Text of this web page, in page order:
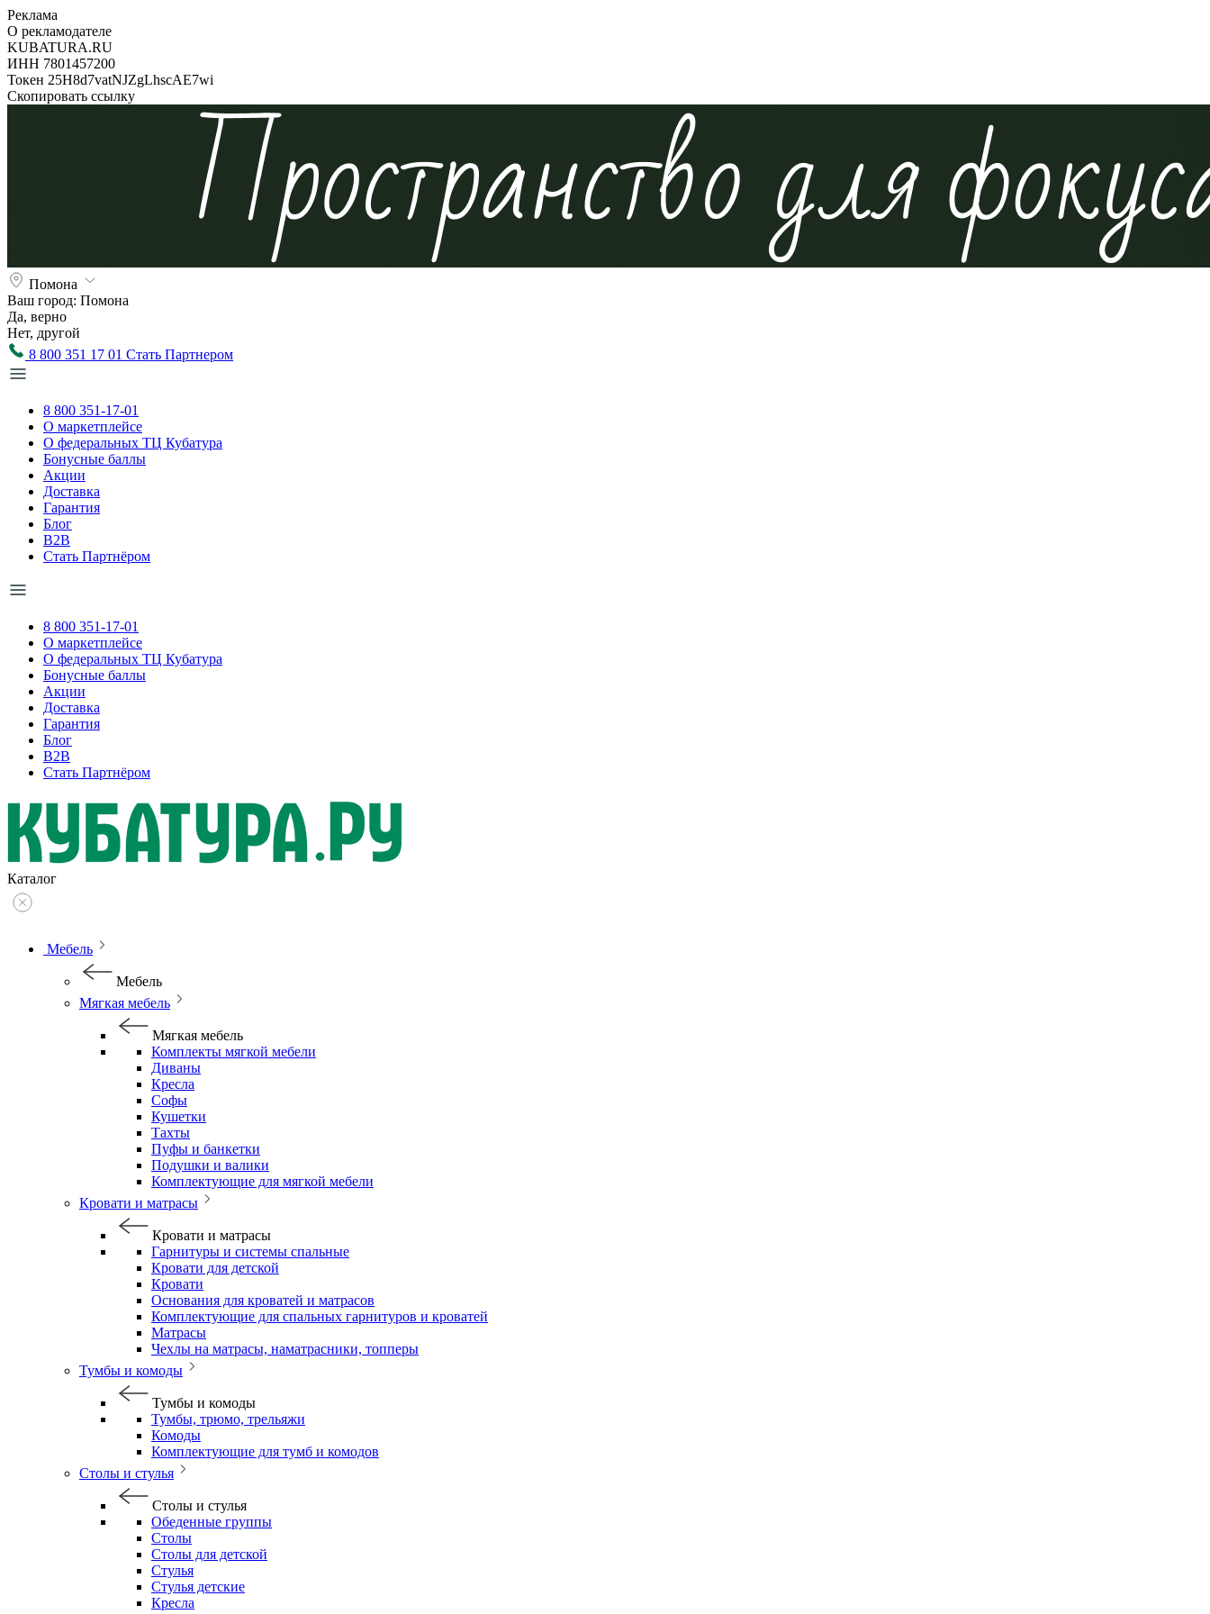
Реклама
О рекламодателе
KUBATURA.RU
ИНН 7801457200
Токен 25H8d7vatNJZgLhscAE7wi
Скопировать ссылку
Помона
Ваш город: Помона
Да, верно
Нет, другой
8 800 351 17 01 Стать Партнером
8 800 351-17-01
О маркетплейсе
О федеральных ТЦ Кубатура
Бонусные баллы
Акции
Доставка
Гарантия
Блог
B2B
Стать Партнёром
8 800 351-17-01
О маркетплейсе
О федеральных ТЦ Кубатура
Бонусные баллы
Акции
Доставка
Гарантия
Блог
B2B
Стать Партнёром
Каталог
Мебель
Мебель
Мягкая мебель
Мягкая мебель
Комплекты мягкой мебели
Диваны
Кресла
Софы
Кушетки
Тахты
Пуфы и банкетки
Подушки и валики
Комплектующие для мягкой мебели
Кровати и матрасы
Кровати и матрасы
Гарнитуры и системы спальные
Кровати для детской
Кровати
Основания для кроватей и матрасов
Комплектующие для спальных гарнитуров и кроватей
Матрасы
Чехлы на матрасы, наматрасники, топперы
Тумбы и комоды
Тумбы и комоды
Тумбы, трюмо, трельяжи
Комоды
Комплектующие для тумб и комодов
Столы и стулья
Столы и стулья
Обеденные группы
Столы
Столы для детской
Стулья
Стулья детские
Кресла